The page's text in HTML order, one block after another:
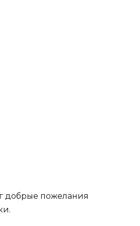
добрые пожелания